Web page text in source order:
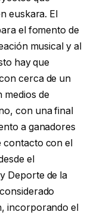
euskara. El
el fomento de
musical y al
hay que
cerca de un
medios de
con una final
a ganadores
contacto con el
el
Deporte de la
incorporando el